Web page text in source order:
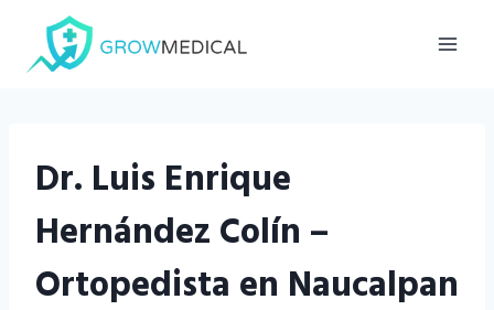
contenido
Dr. Luis Enrique
Hernández Colín –
Ortopedista en Naucalpan